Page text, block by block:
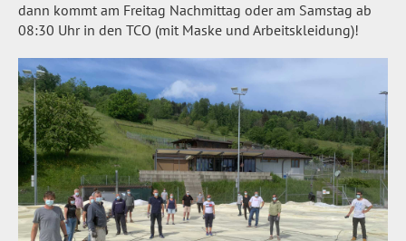
dann kommt am Freitag Nachmittag oder am Samstag ab
08:30 Uhr in den TCO (mit Maske und Arbeitskleidung)!